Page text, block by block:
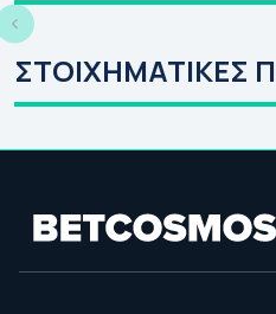
Τύπος (09/08)
ΣΤΟΙΧΗΜΑΤΙΚΕΣ